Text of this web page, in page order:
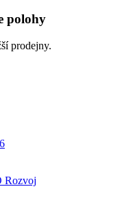
polohy
prodejny.
Rozvoj